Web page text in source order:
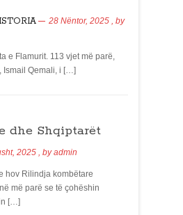
28 Nëntor, 2025 , by
e Flamurit. 113 vjet më parë,
Ismail Qemali, i […]
dhe Shqiptarët
2025 , byadmin
hov Rilindja kombëtare
më parë se të çohëshin
[…]